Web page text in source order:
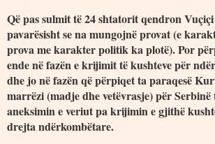
Që pas sulmit të 24 shtatorit qendron
pavarësisht se na mungojnë provat (e
prova me karakter politik ka plotë). Por
ende në fazën e krijimit të kushteve për
dhe jo në fazën që përpiqet ta paraqesë
marrëzi (madje dhe vetëvrasje) për
aneksimin e veriut pa krijimin e gjithë
drejta ndërkombëtare.